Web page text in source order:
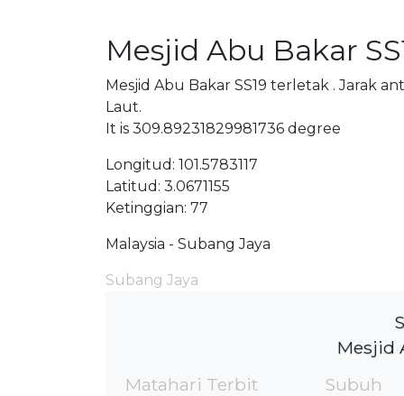
Mesjid Abu Bakar
Mesjid Abu Bakar SS19 terletak . Jarak
Laut.
It is 309.89231829981736 degree
Longitud: 101.5783117
Latitud: 3.0671155
Ketinggian: 77
Malaysia - Subang Jaya
Subang Jaya
Mesjid
Matahari Terbit
Subuh